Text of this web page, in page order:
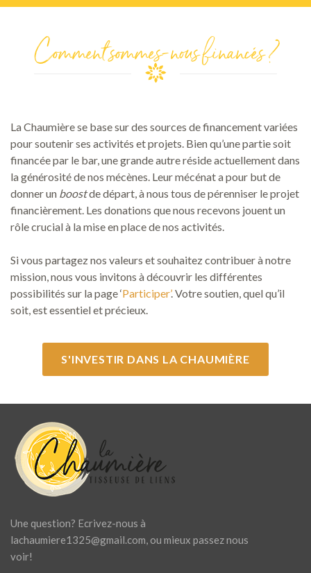
Comment sommes-nous financés ?
La Chaumière se base sur des sources de financement variées
pour soutenir ses activités et projets. Bien qu’une partie soit
financée par le bar, une grande autre réside actuellement dans
la générosité de nos mécènes. Leur mécénat a pour but de
donner un boostde départ, à nous tous de pérenniser le projet
financièrement. Les donations que nous recevons jouent un
rôle crucial à la mise en place de nos activités.
Si vous partagez nos valeurs et souhaitez contribuer à notre
mission, nous vous invitons à découvrir les différentes
possibilités sur la page ‘Participer’. Votre soutien, quel qu’il
soit, est essentiel et précieux.
S'INVESTIR DANS LA CHAUMIÈRE
Une question? Ecrivez-nous à
lachaumiere1325@gmail.com, ou mieux passez nous
voir!